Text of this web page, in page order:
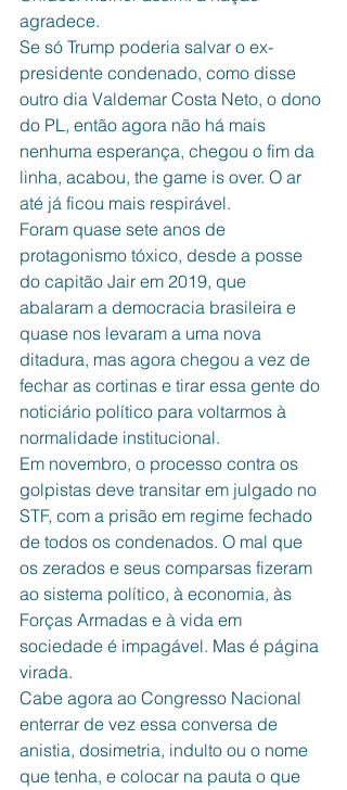
agradece.
Se só Trump poderia salvar o ex-
presidente condenado, como disse
outro dia Valdemar Costa Neto, o dono
do PL, então agora não há mais
nenhuma esperança, chegou o fim da
linha, acabou, the game is over. O ar
até já ficou mais respirável.
Foram quase sete anos de
protagonismo tóxico, desde a posse
do capitão Jair em 2019, que
abalaram a democracia brasileira e
quase nos levaram a uma nova
ditadura, mas agora chegou a vez de
fechar as cortinas e tirar essa gente do
noticiário político para voltarmos à
normalidade institucional.
Em novembro, o processo contra os
golpistas deve transitar em julgado no
STF, com a prisão em regime fechado
de todos os condenados. O mal que
os zerados e seus comparsas fizeram
ao sistema político, à economia, às
Forças Armadas e à vida em
sociedade é impagável. Mas é página
virada.
Cabe agora ao Congresso Nacional
enterrar de vez essa conversa de
anistia, dosimetria, indulto ou o nome
que tenha, e colocar na pauta o que